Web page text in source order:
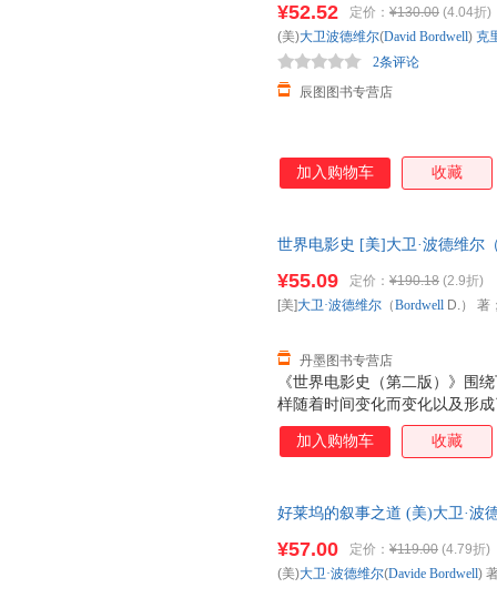
学习、收藏的需要。
欢迎选购！
¥52.52 定价： ¥130.00 (4.04折)
辰图图书专营店
2条评论
(美)大卫波德维尔(David Bordwell) 克
加入购物车 收藏
世界电影史 [美]大卫·波德维尔
《世界电影史（第二版）》围
样随着时间变化而变化以及形
的使用造成了怎样的影响？ 电
出现的？
¥55.09 定价： ¥190.18 (2.9折)
丹墨图书专营店
[美]大卫·波德维尔 （Bordwell D.） 著
加入购物车 收藏
好莱坞的叙事之道 (美)大卫·波
购！
¥57.00 定价： ¥119.00 (4.79折)
(美)大卫·波德维尔(Davide Bordwell)